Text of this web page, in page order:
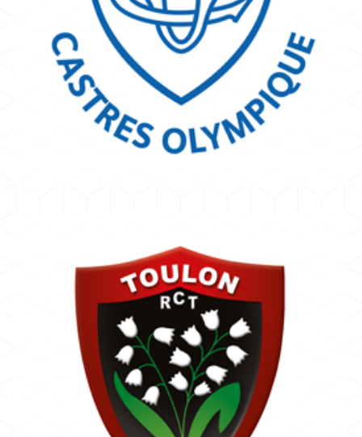
SALVAIRE YVES
Castres-Olympique
TOP 14
TOULON
BLACHÈRE PATRICE ET ROUARD OLIVIER
Rugby Club Toulonnais
TOP 14